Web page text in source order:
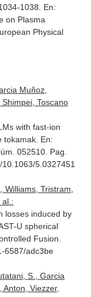
1038. En:
on Plasma
Physical
Muñoz,
Toscano
with fast-ion
tokamak. En:
052510. Pag.
5.0327451
Williams, Tristram,
al.:
losses induced by
U spherical
Fusion
6587/adc3be
S., Garcia
Viezzer,